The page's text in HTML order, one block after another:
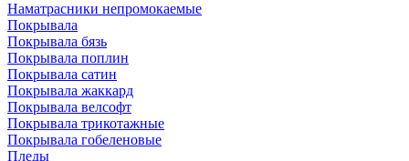
Наматрасники непромокаемые
Покрывала
Покрывала бязь
Покрывала поплин
Покрывала сатин
Покрывала жаккард
Покрывала велсофт
Покрывала трикотажные
Покрывала гобеленовые
Пледы